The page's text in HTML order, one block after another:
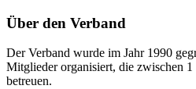
Über den Verband
Der Verband wurde im Jahr 1990
Mitglieder organisiert, die zwischen
betreuen.